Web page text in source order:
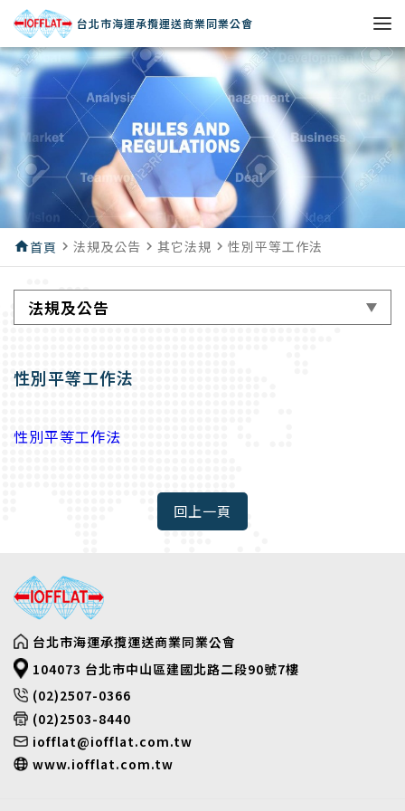
台北市海運承攬運送商業同業公會
home首頁 navigate_next 法規及公告 navigate_next 其它法規 navigate_next 性別平等工作法
法規及公告
性別平等工作法
性別平等工作法
台北市海運承攬運送商業同業公會
104073 台北市中山區建國北路二段90號7樓
(02)2507-0366
(02)2503-8440
iofflat@iofflat.com.tw
www.iofflat.com.tw